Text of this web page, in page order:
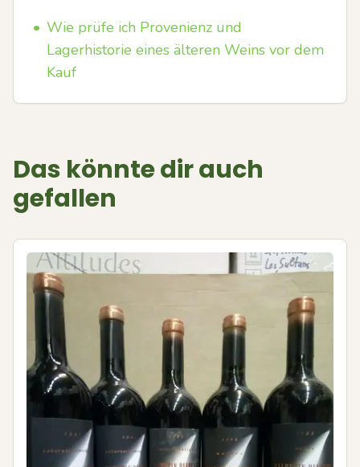
• Wie prüfe ich Provenienz und
Lagerhistorie eines älteren Weins vor dem
Kauf
Das könnte dir auch
gefallen